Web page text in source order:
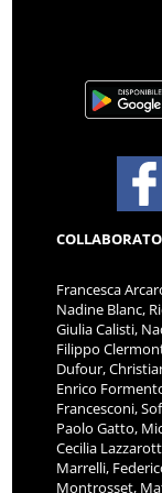
Francesca
Nadine Blanc,
Giulia Calisti,
Filippo
Dufour,
Enrico
Francesconi,
Paolo Gatto,
Cecilia
Marrelli,
Montrosset,